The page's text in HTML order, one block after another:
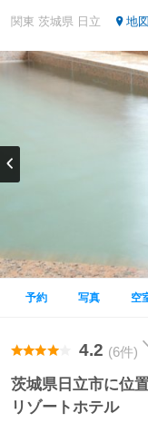
関東 茨城県 日立 地
予約 写真 空
4.2 (6件)
茨城県日立市に位
リゾートホテル